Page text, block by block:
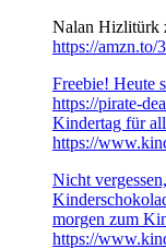
Nalan Hizlitürk
https://
Freebie! Heute
https://pirate-
Kindertag für
https://
Nicht
morgen zum
https://